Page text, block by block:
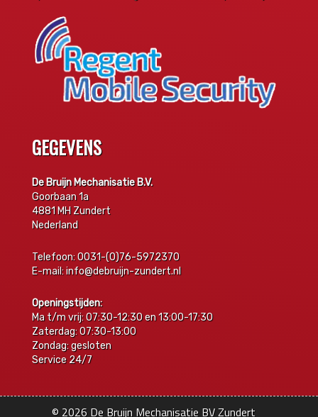
GEGEVENS
De Bruijn Mechanisatie B.V.
Goorbaan 1a
4881 MH Zundert
Nederland
Telefoon: 0031-(0)76-5972370
E-mail: info@debruijn-zundert.nl
Openingstijden:
Ma t/m vrij: 07:30-12:30 en 13:00-17:30
Zaterdag: 07:30-13:00
Zondag: gesloten
Service 24/7
© 2026 De Bruijn Mechanisatie BV Zundert